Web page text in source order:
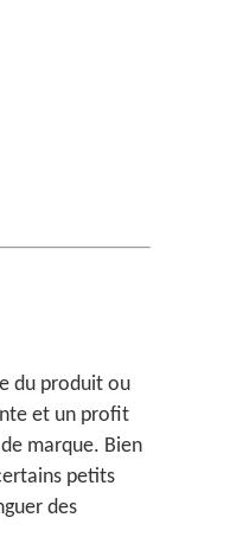
du produit ou
et un profit
marque. Bien
petits
des